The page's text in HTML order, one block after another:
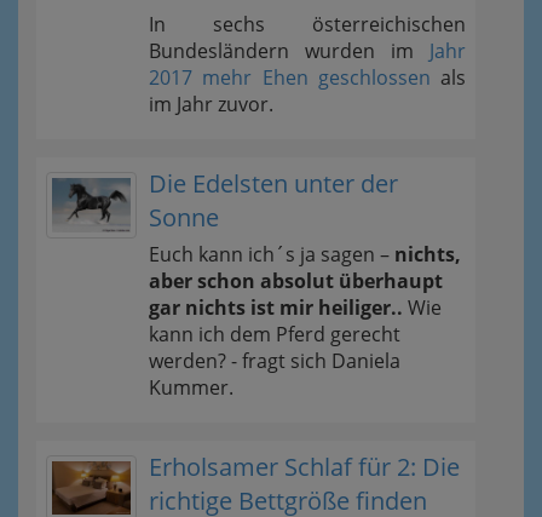
In sechs österreichischen
Bundesländern wurden im Jahr
2017 mehr Ehen geschlossen als
im Jahr zuvor.
Die Edelsten unter der
Sonne
Euch kann ich´s ja sagen – nichts,
aber schon absolut überhaupt
gar nichts ist mir heiliger.. Wie
kann ich dem Pferd gerecht
werden? - fragt sich Daniela
Kummer.
Erholsamer Schlaf für 2: Die
richtige Bettgröße finden